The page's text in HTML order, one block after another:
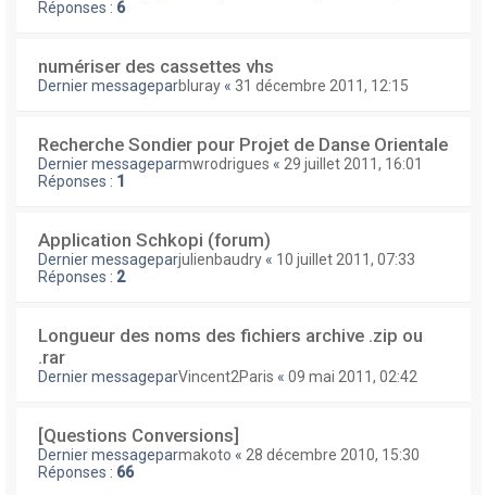
Réponses : 6
numériser des cassettes vhs
Dernier messageparbluray « 31 décembre 2011, 12:15
Recherche Sondier pour Projet de Danse Orientale
Dernier messageparmwrodrigues « 29 juillet 2011, 16:01
Réponses : 1
Application Schkopi (forum)
Dernier messageparjulienbaudry « 10 juillet 2011, 07:33
Réponses : 2
Longueur des noms des fichiers archive .zip ou
.rar
Dernier messageparVincent2Paris « 09 mai 2011, 02:42
[Questions Conversions]
Dernier messageparmakoto « 28 décembre 2010, 15:30
Réponses : 66